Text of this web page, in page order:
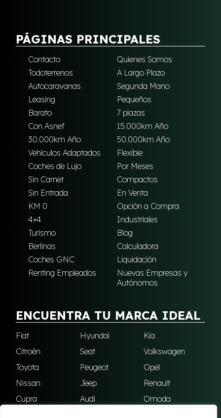
PÁGINAS PRINCIPALES
Contacto
Quienes Somos
Todoterrenos
A Largo Plazo
Autocaravanas
Segunda Mano
Leasing
Pequeños
Barato
7 plazas
Con Asnef
15.000km Año
30.000km Año
50.000km Año
Vehículos Adaptados
Flexible
Coches de Lujo
Por Meses
Sin Carnet
Compactos
Sin Entrada
En Venta
KM 0
Opción a Compra
4×4
Industriales
Turismo
Blog
Berlinas
Calculadora
Coches GNC
Liquidación
Renting Empleados
Nuevas Empresas y
Autónomos
ENCUENTRA TU MARCA IDEAL
Fiat Hyundai
Kia
Citroën
Seat
Volkswagen
Toyota
Peugeot
Opel
Nissan
Jeep
Renault
Cupra
Audi
Omoda